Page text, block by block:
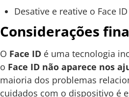
Desative e reative o Face
Considerações
O Face ID é uma tecnologia
o Face ID não aparece nos
maioria dos problemas
cuidados com o dispositivo é